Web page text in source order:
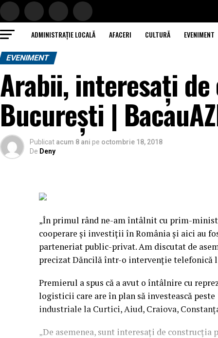
ADMINISTRAȚIE LOCALĂ AFACERI CULTURĂ EVENIMENT
EVENIMENT
Arabii, interesaţi
Bucureşti |
Publicat acum 8 ani pe octombrie 18, 2018
De Deny
„În primul rând ne-am întâlnit cu prim-
cooperare şi investiţii în România şi aici au
parteneriat public-privat. Am discutat de
precizat Dăncilă într-o intervenţie telefonică
Premierul a spus că a avut o întâlnire cu
logisticii care are în plan să investească
industriale la Curtici, Aiud, Craiova,
„De asemenea, sunt interesaţi de